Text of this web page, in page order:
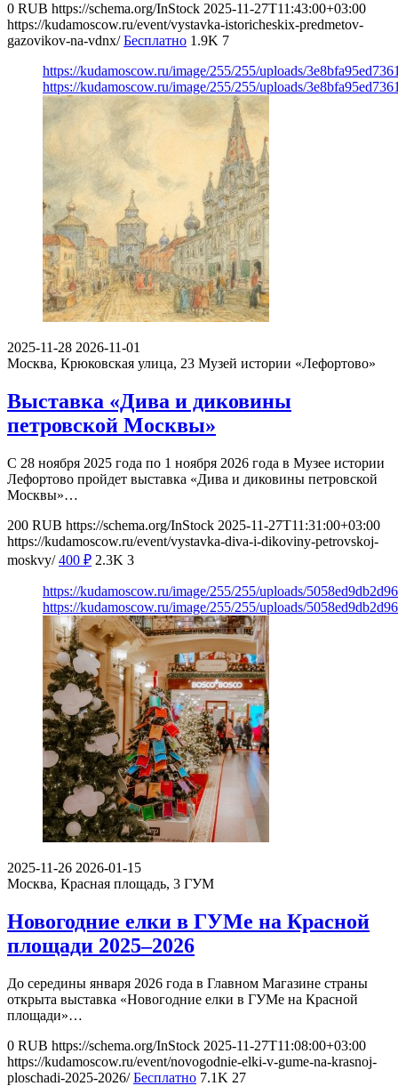
0 RUB https://schema.org/InStock 2025-11-27T11:43:00+03:00
https://kudamoscow.ru/event/vystavka-istoricheskix-predmetov-
gazovikov-na-vdnx/ Бесплатно 1.9K 7
https://kudamoscow.ru/image/255/255/uploads/
https://kudamoscow.ru/image/255/255/uploads/
2025-11-28 2026-11-01
Москва, Крюковская улица, 23 Музей истории «Лефортово»
Выставка «Дива и диковины
петровской Москвы»
С 28 ноября 2025 года по 1 ноября 2026 года в Музее истории
Лефортово пройдет выставка «Дива и диковины петровской
Москвы»…
200 RUB https://schema.org/InStock 2025-11-27T11:31:00+03:00
https://kudamoscow.ru/event/vystavka-diva-i-dikoviny-petrovskoj-
moskvy/ 400 ₽ 2.3K 3
https://kudamoscow.ru/image/255/255/uploads/
https://kudamoscow.ru/image/255/255/uploads/
2025-11-26 2026-01-15
Москва, Красная площадь, 3 ГУМ
Новогодние елки в ГУМе на Красной
площади 2025–2026
До середины января 2026 года в Главном Магазине страны
открыта выставка «Новогодние елки в ГУМе на Красной
площади»…
0 RUB https://schema.org/InStock 2025-11-27T11:08:00+03:00
https://kudamoscow.ru/event/novogodnie-elki-v-gume-na-krasnoj-
ploschadi-2025-2026/ Бесплатно 7.1K 27